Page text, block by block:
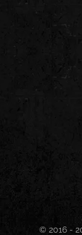
© 2016 -